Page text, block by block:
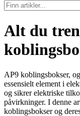
Alt du
AP9 koblingsbokser,
essensielt element i
og sikrer elektriske
påvirkninger. I denne
koblingsbokser og